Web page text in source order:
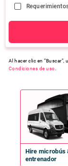
Al hacer clic en "Buscar",
Condiciones de uso
Hire microbús
entrenador